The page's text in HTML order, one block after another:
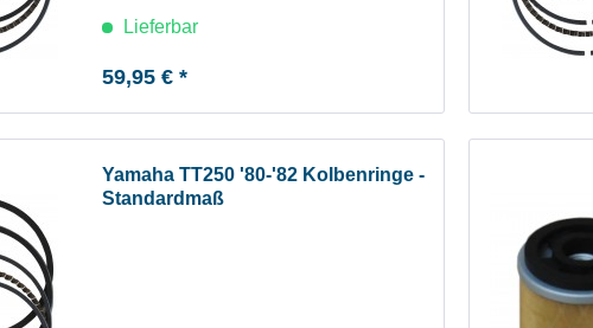
Lieferbar
59,95 € *
Yamaha TT250 '80-'82 Kolbenringe -
Standardmaß